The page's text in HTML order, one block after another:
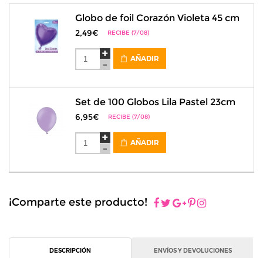
Globo de foil Corazón Violeta 45 cm
2,49€ RECIBE (7/08)
AÑADIR
Set de 100 Globos Lila Pastel 23cm
6,95€ RECIBE (7/08)
AÑADIR
¡Comparte este producto!
DESCRIPCIÓN ENVÍOS Y DEVOLUCIONES